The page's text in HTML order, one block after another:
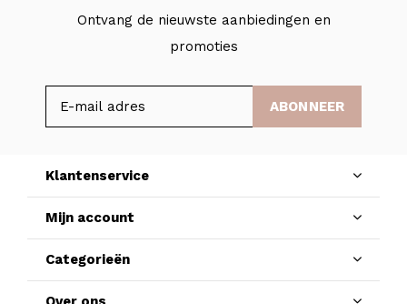
Ontvang de nieuwste aanbiedingen en
promoties
ABONNEER
Klantenservice
Mijn account
Categorieën